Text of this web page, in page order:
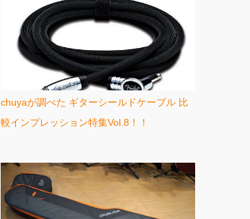
chuyaが調べた ギターシールドケーブル 比
較インプレッション特集Vol.8！！